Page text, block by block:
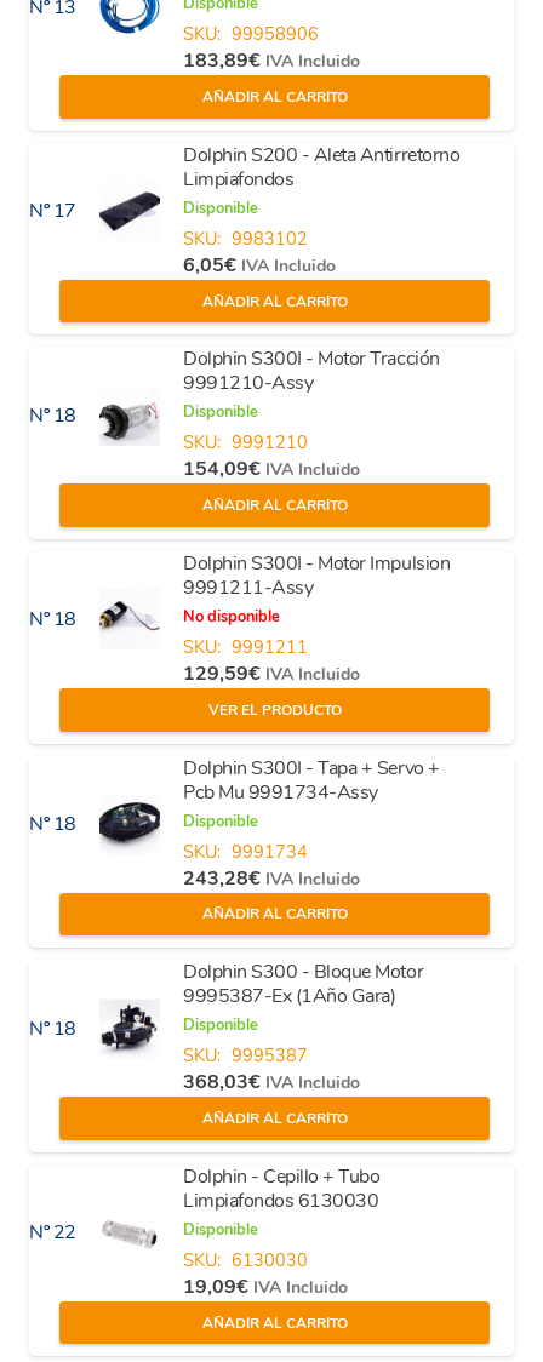
Nº 13
SKU: 99958906
183,89€ IVA Incluido
AÑADIR AL CARRITO
Nº 17
Dolphin S200 - Aleta Antirretorno
Limpiafondos
Disponible
SKU: 9983102
6,05€ IVA Incluido
AÑADIR AL CARRITO
Nº 18
Dolphin S300I - Motor Tracción
9991210-Assy
Disponible
SKU: 9991210
154,09€ IVA Incluido
AÑADIR AL CARRITO
Nº 18
Dolphin S300I - Motor Impulsion
9991211-Assy
No disponible
SKU: 9991211
129,59€ IVA Incluido
VER EL PRODUCTO
Nº 18
Dolphin S300I - Tapa + Servo +
Pcb Mu 9991734-Assy
Disponible
SKU: 9991734
243,28€ IVA Incluido
AÑADIR AL CARRITO
Nº 18
Dolphin S300 - Bloque Motor
9995387-Ex (1Año Gara)
Disponible
SKU: 9995387
368,03€ IVA Incluido
AÑADIR AL CARRITO
Nº 22
Dolphin - Cepillo + Tubo
Limpiafondos 6130030
Disponible
SKU: 6130030
19,09€ IVA Incluido
AÑADIR AL CARRITO